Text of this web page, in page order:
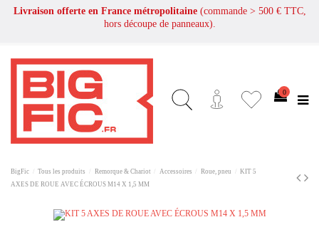
Livraison offerte en France métropolitaine (commande > 500 € TTC,
hors découpe de panneaux).
0
BigFic Tous les produits Remorque & Chariot Accessoires Roue, pneu
KIT 5
AXES DE ROUE AVEC ÉCROUS M14 X 1,5 MM